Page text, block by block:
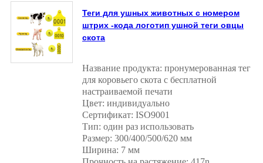
Теги для ушных животных с номером
штрих -кода логотип ушной теги овцы
скота
Название продукта: пронумерованная тег
для коровьего скота с бесплатной
настраиваемой печати
Цвет: индивидуально
Сертификат: ISO9001
Тип: один раз использовать
Размер: 300/400/500/620 мм
Ширина: 7 мм